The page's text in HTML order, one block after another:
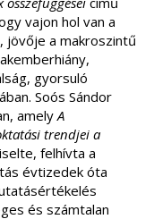
vajon hol van a
jövője a makroszintű
gyorsuló
Soós Sándor
amelyA
trendjei a
felhívta a
évtizedek óta
és számtalan